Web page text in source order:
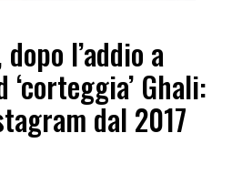
l’addio a
‘corteggia’ Ghali:
dal 2017